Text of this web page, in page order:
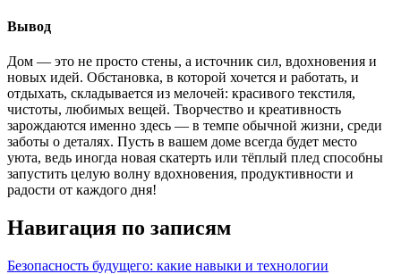
Вывод
Дом — это не просто стены, а источник сил, вдохновения и
новых идей. Обстановка, в которой хочется и работать, и
отдыхать, складывается из мелочей: красивого текстиля,
чистоты, любимых вещей. Творчество и креативность
зарождаются именно здесь — в темпе обычной жизни, среди
заботы о деталях. Пусть в вашем доме всегда будет место
уюта, ведь иногда новая скатерть или тёплый плед способны
запустить целую волну вдохновения, продуктивности и
радости от каждого дня!
Навигация по записям
Безопасность будущего: какие навыки и технологии